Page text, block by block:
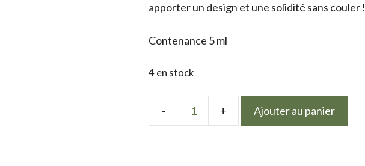
apporter un design et une solidité sans couler !
Contenance 5 ml
4 en stock
Ajouter au panier